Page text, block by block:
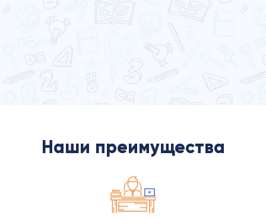
Наши преимущества